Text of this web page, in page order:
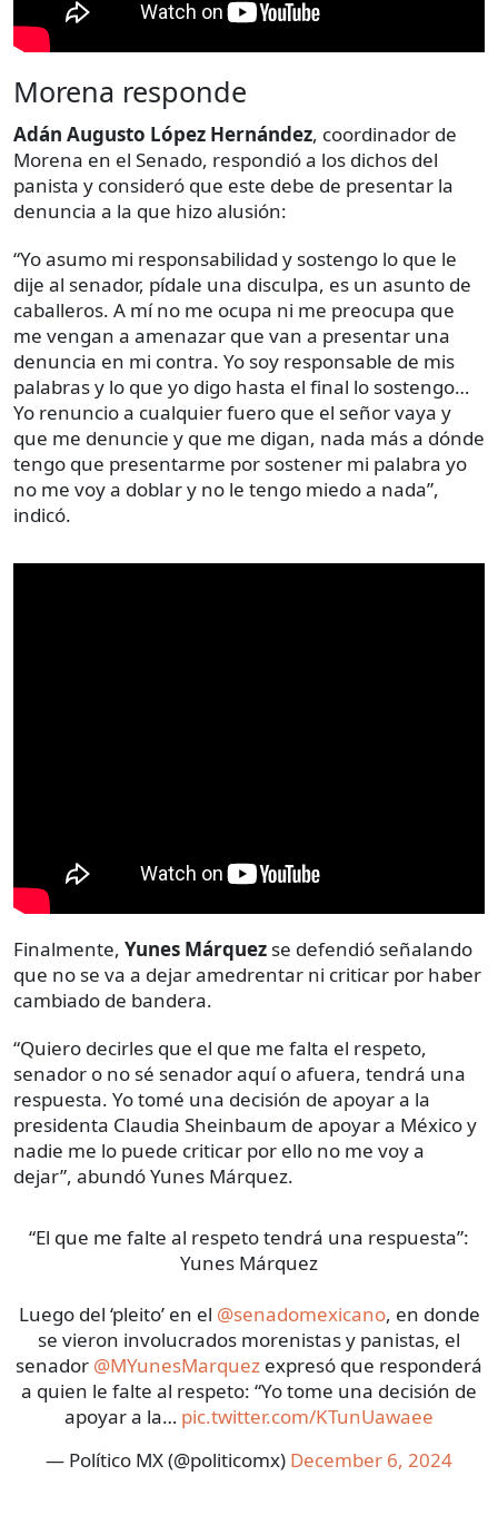
Morena responde
Adán Augusto López Hernández, coordinador de
Morena en el Senado, respondió a los dichos del
panista y consideró que este debe de presentar la
denuncia a la que hizo alusión:
“Yo asumo mi responsabilidad y sostengo lo que le
dije al senador, pídale una disculpa, es un asunto de
caballeros. A mí no me ocupa ni me preocupa que
me vengan a amenazar que van a presentar una
denuncia en mi contra. Yo soy responsable de mis
palabras y lo que yo digo hasta el final lo sostengo…
Yo renuncio a cualquier fuero que el señor vaya y
que me denuncie y que me digan, nada más a dónde
tengo que presentarme por sostener mi palabra yo
no me voy a doblar y no le tengo miedo a nada”,
indicó.
Finalmente, Yunes Márquez se defendió señalando
que no se va a dejar amedrentar ni criticar por haber
cambiado de bandera.
“Quiero decirles que el que me falta el respeto,
senador o no sé senador aquí o afuera, tendrá una
respuesta. Yo tomé una decisión de apoyar a la
presidenta Claudia Sheinbaum de apoyar a México y
nadie me lo puede criticar por ello no me voy a
dejar”, abundó Yunes Márquez.
“El que me falte al respeto tendrá una respuesta”:
Yunes Márquez
Luego del ‘pleito’ en el @senadomexicano, en donde
se vieron involucrados morenistas y panistas, el
senador @MYunesMarquez expresó que responderá
a quien le falte al respeto: “Yo tome una decisión de
apoyar a la… pic.twitter.com/KTunUawaee
— Político MX (@politicomx) December 6, 2024